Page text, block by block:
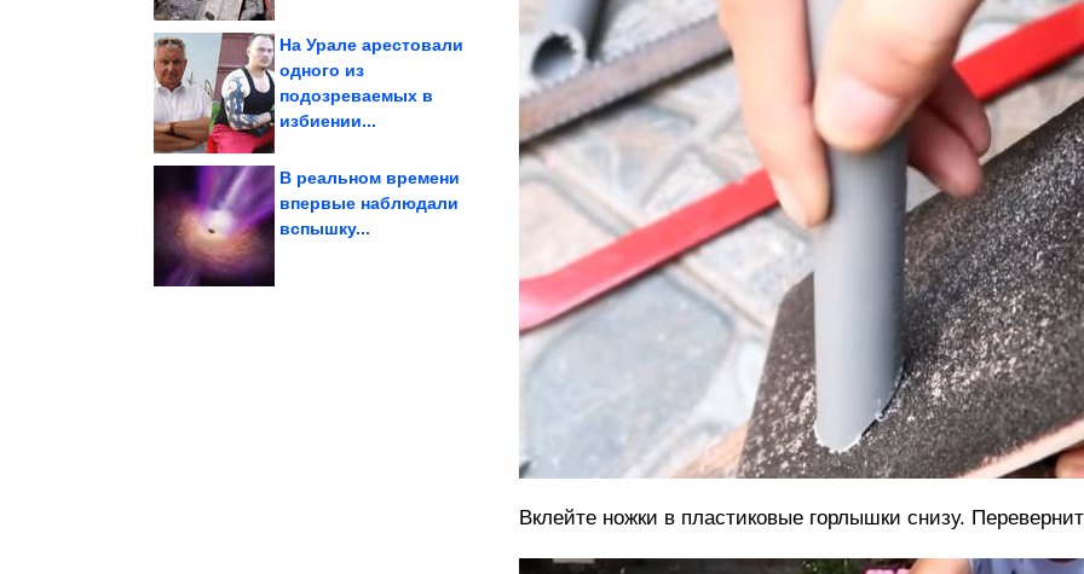
Как выглядит жена
На Урале арестовали
одного из
подозреваемых в
избиении...
Отечественной,
В реальном времени
впервые наблюдали
вспышку...
Вклейте ножки в пластиковые горлышки снизу.